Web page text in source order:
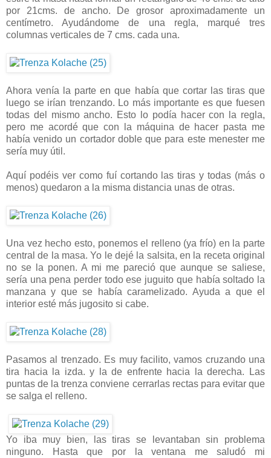
por 21cms. de ancho. De grosor aproximadamente un
centímetro. Ayudándome de una regla, marqué tres
columnas verticales de 7 cms. cada una.
Ahora venía la parte en que había que cortar las tiras que
luego se irían trenzando. Lo más importante es que fuesen
todas del mismo ancho. Esto lo podía hacer con la regla,
pero me acordé que con la máquina de hacer pasta me
había venido un cortador doble que para este menester me
sería muy útil.
Aquí podéis ver como fuí cortando las tiras y todas (más o
menos) quedaron a la misma distancia unas de otras.
Una vez hecho esto, ponemos el relleno (ya frío) en la parte
central de la masa. Yo le dejé la salsita, en la receta original
no se la ponen. A mi me pareció que aunque se saliese,
sería una pena perder todo ese juguito que había soltado la
manzana y que se había caramelizado. Ayuda a que el
interior esté más jugosito si cabe.
Pasamos al trenzado. Es muy facilito, vamos cruzando una
tira hacia la izda. y la de enfrente hacia la derecha. Las
puntas de la trenza conviene cerrarlas rectas para evitar que
se salga el relleno.
Yo iba muy bien, las tiras se levantaban sin problema
ninguno. Hasta que por la ventana me saludó mi